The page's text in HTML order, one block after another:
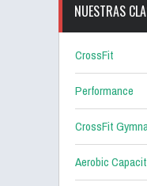
NUESTRAS
CrossFit
Performance
CrossFit
Aerobic